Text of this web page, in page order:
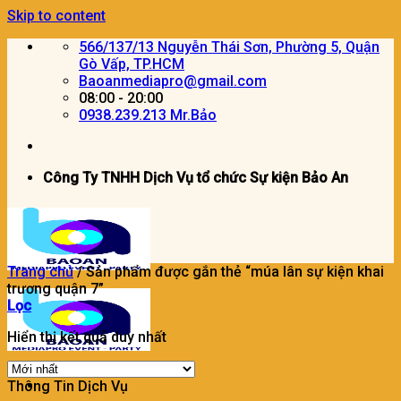
Skip to content
566/137/13 Nguyễn Thái Sơn, Phường 5, Quận
Gò Vấp, TP.HCM
Baoanmediapro@gmail.com
08:00 - 20:00
0938.239.213 Mr.Bảo
Công Ty TNHH Dịch Vụ tổ chức Sự kiện Bảo An
Trang chủ /Sản phẩm được gắn thẻ “múa lân sự kiện khai
trương quận 7”
Lọc
Hiển thị kết quả duy nhất
Thông Tin Dịch Vụ